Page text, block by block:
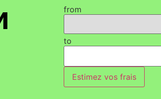
from
to
Estimez vos frais